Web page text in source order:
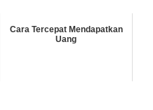
Cara Tercepat Mendapatkan
Uang